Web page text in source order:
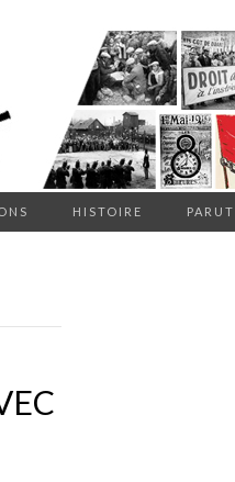
HISTOIRE